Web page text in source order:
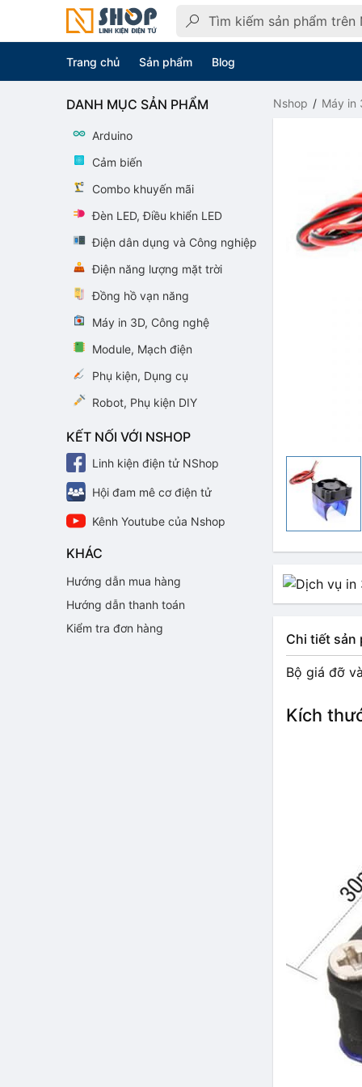
Trang chủ Sản phẩm Blog
Nshop Máy in
Chi tiết sản
Bộ giá đỡ
Kích
DANH MỤC SẢN PHẨM
Arduino
Cảm biến
Combo khuyến mãi
Đèn LED, Điều khiển LED
Điện dân dụng và Công nghiệp
Điện năng lượng mặt trời
Đồng hồ vạn năng
Máy in 3D, Công nghệ
Module, Mạch điện
Phụ kiện, Dụng cụ
Robot, Phụ kiện DIY
KẾT NỐI VỚI NSHOP
Linh kiện điện tử NShop
Hội đam mê cơ điện tử
Kênh Youtube của Nshop
KHÁC
Hướng dẫn mua hàng
Hướng dẫn thanh toán
Kiểm tra đơn hàng